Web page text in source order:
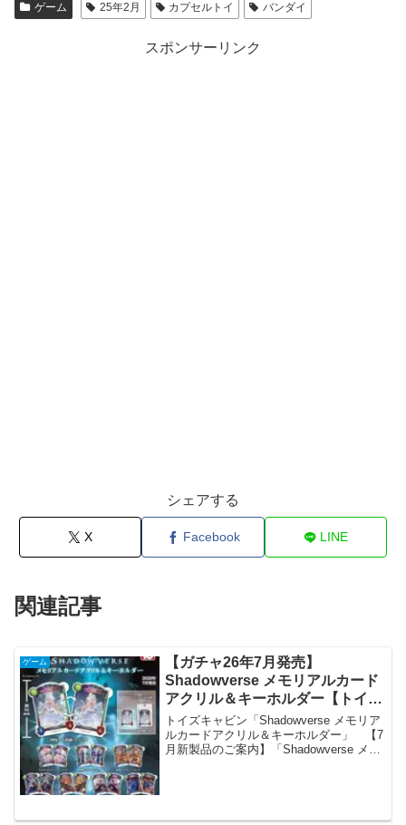
ゲーム 25年2月 カプセルトイ バンダイ
スポンサーリンク
シェアする
X Facebook LINE
関連記事
ゲーム
【ガチャ26年7月発売】
Shadowverse メモリアルカード
アクリル＆キーホルダー【トイズ
キャビン】
トイズキャビン「Shadowverse メモリア
ルカードアクリル＆キーホルダー」 【7
月新製品のご案内】「Shadowverse メモ